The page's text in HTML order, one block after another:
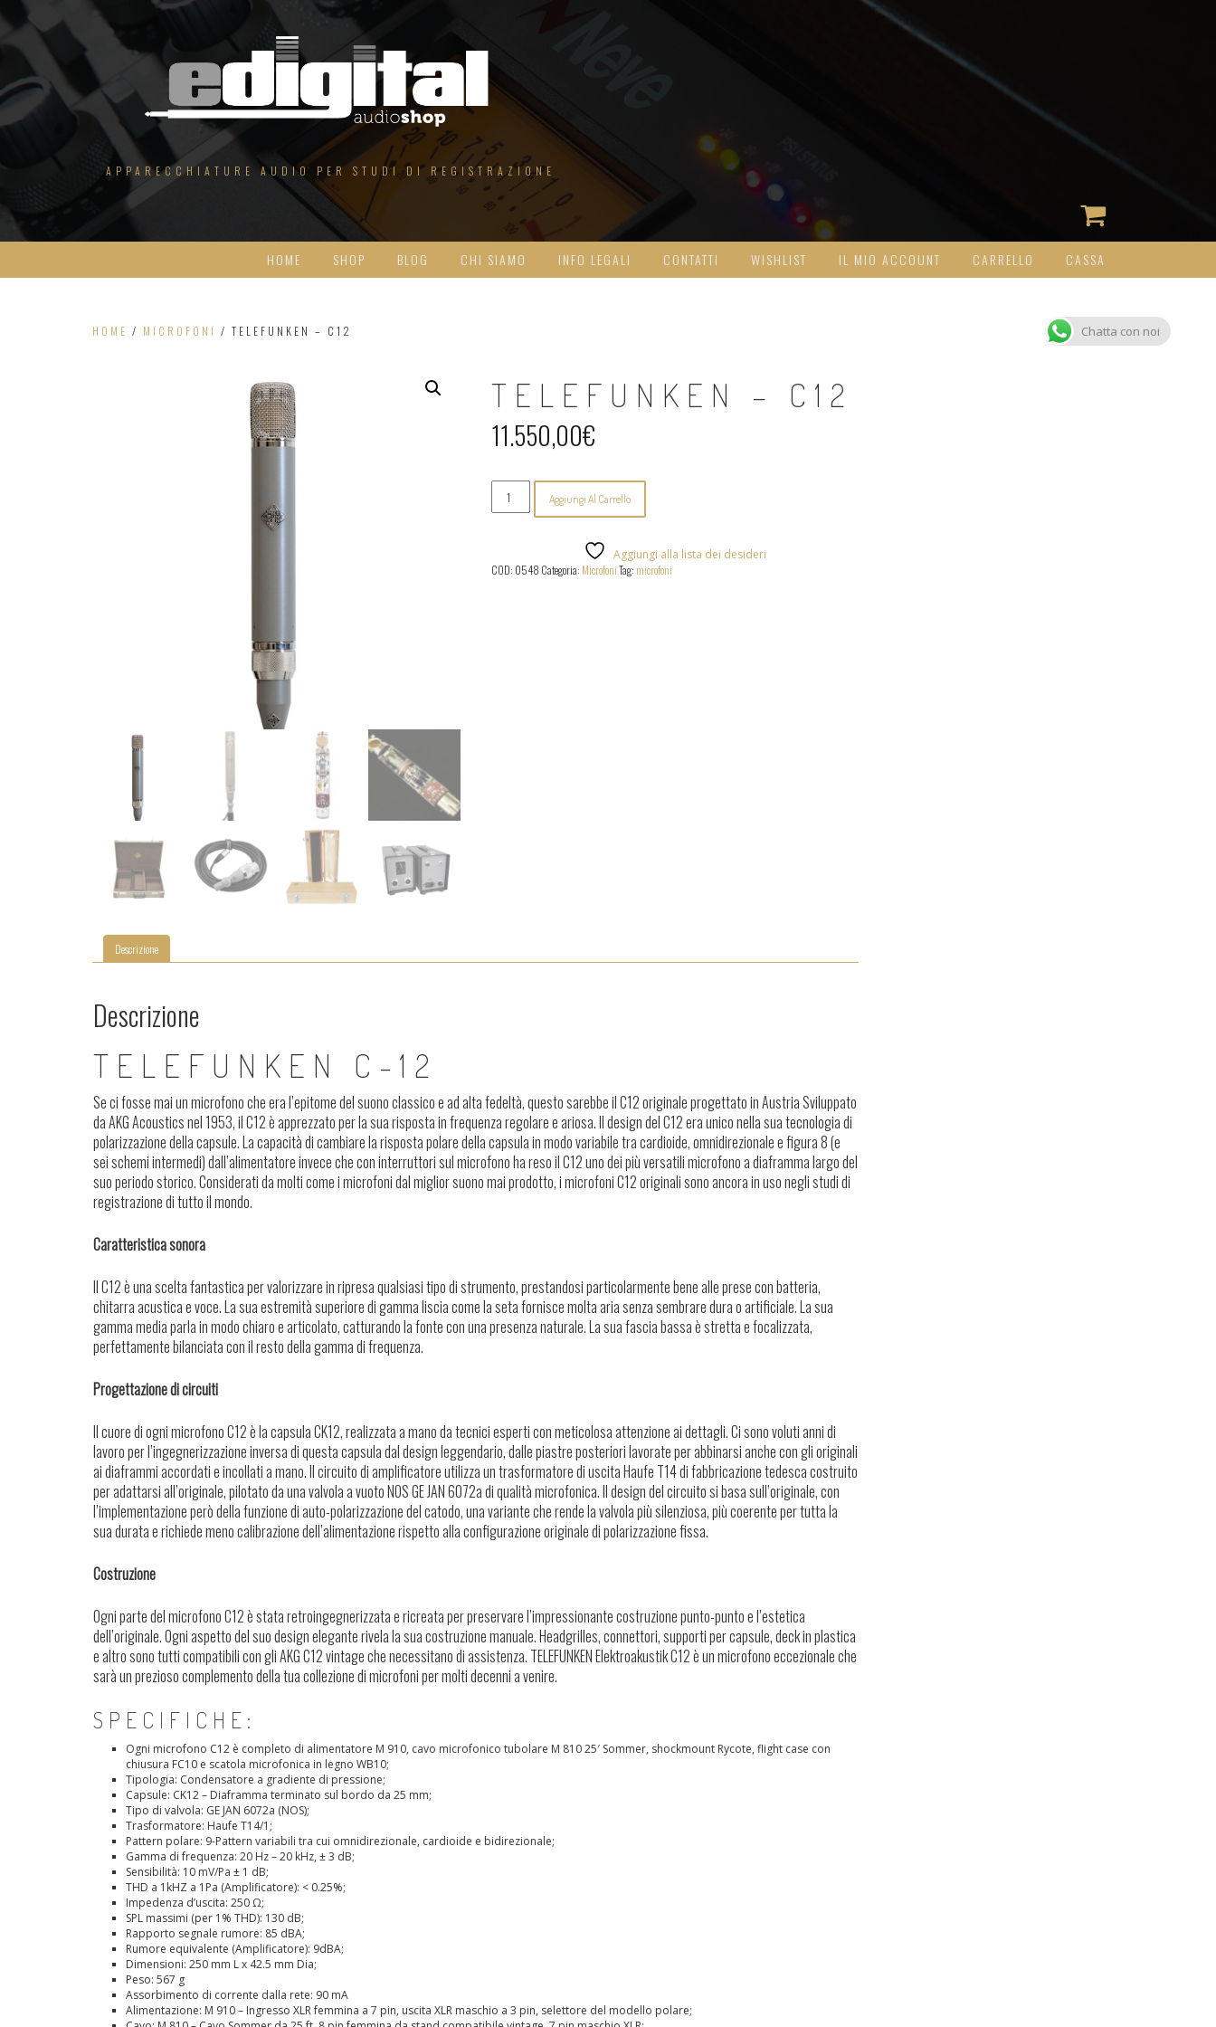
Salta
al
contenuto
APPARECCHIATURE AUDIO PER STUDI DI REGISTRAZIONE
HOME SHOP BLOG CHI SIAMO INFO LEGALI CONTATTI WISHLIST IL MIO ACCOUNT CARRELLO CASSA
HOME / MICROFONI / TELEFUNKEN – C12
TELEFUNKEN – C12
11.550,00€
Telefunken
C12
Aggiungi Al Carrello
Aggiungi alla lista dei desideri
COD: 0548 Categoria: MicrofoniTag: microfoni
Descrizione
Descrizione
TELEFUNKEN C-12
Se ci fosse mai un microfono che era l’epitome del suono classico e ad alta fedeltà, questo sarebbe il C12 originale progettato in Austria Sviluppato
da AKG Acoustics nel 1953, il C12 è apprezzato per la sua risposta in frequenza regolare e ariosa. Il design del C12 era unico nella sua tecnologia di
polarizzazione della capsule. La capacità di cambiare la risposta polare della capsula in modo variabile tra cardioide, omnidirezionale e figura 8 (e
sei schemi intermedi) dall’alimentatore invece che con interruttori sul microfono ha reso il C12 uno dei più versatili microfono a diaframma largo del
suo periodo storico. Considerati da molti come i microfoni dal miglior suono mai prodotto, i microfoni C12 originali sono ancora in uso negli studi di
registrazione di tutto il mondo.
Caratteristica sonora
Il C12 è una scelta fantastica per valorizzare in ripresa qualsiasi tipo di strumento, prestandosi particolarmente bene alle prese con batteria,
chitarra acustica e voce. La sua estremità superiore di gamma liscia come la seta fornisce molta aria senza sembrare dura o artificiale. La sua
gamma media parla in modo chiaro e articolato, catturando la fonte con una presenza naturale. La sua fascia bassa è stretta e focalizzata,
perfettamente bilanciata con il resto della gamma di frequenza.
Progettazione di circuiti
Il cuore di ogni microfono C12 è la capsula CK12, realizzata a mano da tecnici esperti con meticolosa attenzione ai dettagli. Ci sono voluti anni di
lavoro per l’ingegnerizzazione inversa di questa capsula dal design leggendario, dalle piastre posteriori lavorate per abbinarsi anche con gli originali
ai diaframmi accordati e incollati a mano. Il circuito di amplificatore utilizza un trasformatore di uscita Haufe T14 di fabbricazione tedesca costruito
per adattarsi all’originale, pilotato da una valvola a vuoto NOS GE JAN 6072a di qualità microfonica. Il design del circuito si basa sull’originale, con
l’implementazione però della funzione di auto-polarizzazione del catodo, una variante che rende la valvola più silenziosa, più coerente per tutta la
sua durata e richiede meno calibrazione dell’alimentazione rispetto alla configurazione originale di polarizzazione fissa.
Costruzione
Ogni parte del microfono C12 è stata retroingegnerizzata e ricreata per preservare l’impressionante costruzione punto-punto e l’estetica
dell’originale. Ogni aspetto del suo design elegante rivela la sua costruzione manuale. Headgrilles, connettori, supporti per capsule, deck in plastica
e altro sono tutti compatibili con gli AKG C12 vintage che necessitano di assistenza. TELEFUNKEN Elektroakustik C12 è un microfono eccezionale che
sarà un prezioso complemento della tua collezione di microfoni per molti decenni a venire.
SPECIFICHE:
Ogni microfono C12 è completo di alimentatore M 910, cavo microfonico tubolare M 810 25′ Sommer, shockmount Rycote, flight case con
chiusura FC10 e scatola microfonica in legno WB10;
Tipologia: Condensatore a gradiente di pressione;
Capsule: CK12 – Diaframma terminato sul bordo da 25 mm;
Tipo di valvola: GE JAN 6072a (NOS);
Trasformatore: Haufe T14/1;
Pattern polare: 9-Pattern variabili tra cui omnidirezionale, cardioide e bidirezionale;
Gamma di frequenza: 20 Hz – 20 kHz, ± 3 dB;
Sensibilità: 10 mV/Pa ± 1 dB;
THD a 1kHZ a 1Pa (Amplificatore): < 0.25%;
Impedenza d’uscita: 250 Ω;
SPL massimi (per 1% THD): 130 dB;
Rapporto segnale rumore: 85 dBA;
Rumore equivalente (Amplificatore): 9dBA;
Dimensioni: 250 mm L x 42.5 mm Dia;
Peso: 567 g
Assorbimento di corrente dalla rete: 90 mA
Alimentazione: M 910 – Ingresso XLR femmina a 7 pin, uscita XLR maschio a 3 pin, selettore del modello polare;
Chatta con noi